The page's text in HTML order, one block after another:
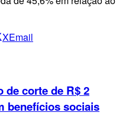
XEmail
de corte de R$ 2
benefícios sociais